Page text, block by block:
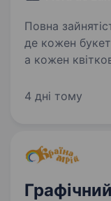
Повна зайнятість. Flora de Luxe — це
де кожен
а кожен
до своєї
4 дні тому